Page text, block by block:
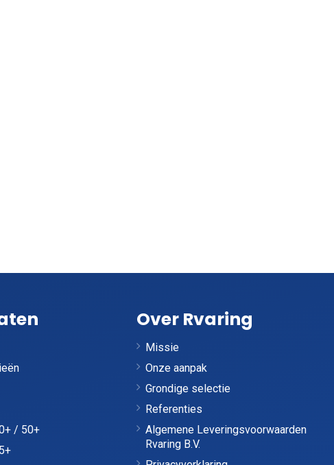
/ 50+
Over Rvaring
Missie
Onze aanpak
Grondige selectie
Referenties
Algemene Leveringsvoorwaarden
Rvaring B.V.